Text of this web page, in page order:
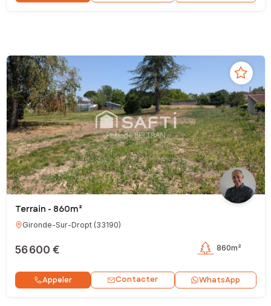
Terrain - 860m²
Gironde-Sur-Dropt(33190)
56 600 € 860m²
Appeler Contacter WhatsApp